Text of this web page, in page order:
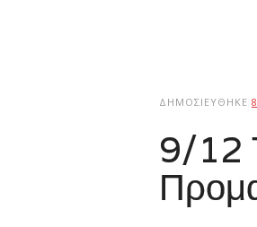
ΔΗΜΟΣΙΕΎΘΗΚΕ
9/12